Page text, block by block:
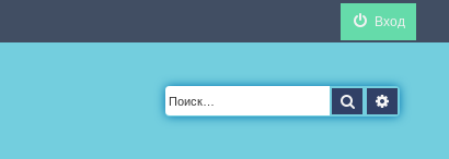
Вход
Поиск